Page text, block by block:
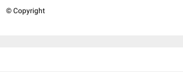
© Copyright